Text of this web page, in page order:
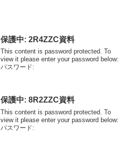
保護中: 2R4ZZC資料
This content is password protected. To
view it please enter your password below:
パスワード:
保護中: 8R2ZZC資料
This content is password protected. To
view it please enter your password below:
パスワード: